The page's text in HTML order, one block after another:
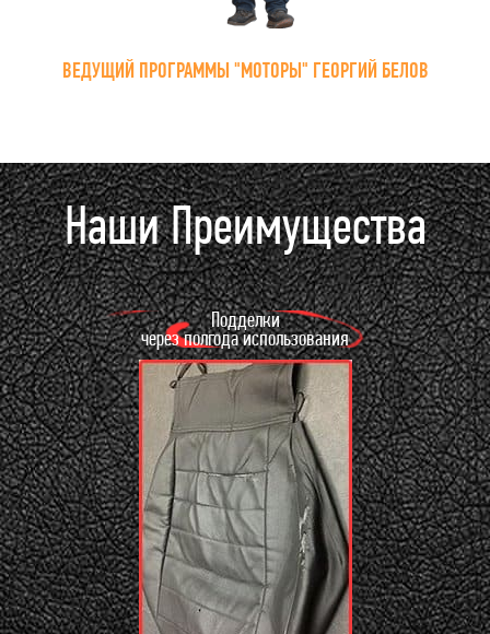
ВЕДУЩИЙ ПРОГРАММЫ "МОТОРЫ" ГЕОРГИЙ БЕЛОВ
Наши Преимущества
Подделки
через полгода использования